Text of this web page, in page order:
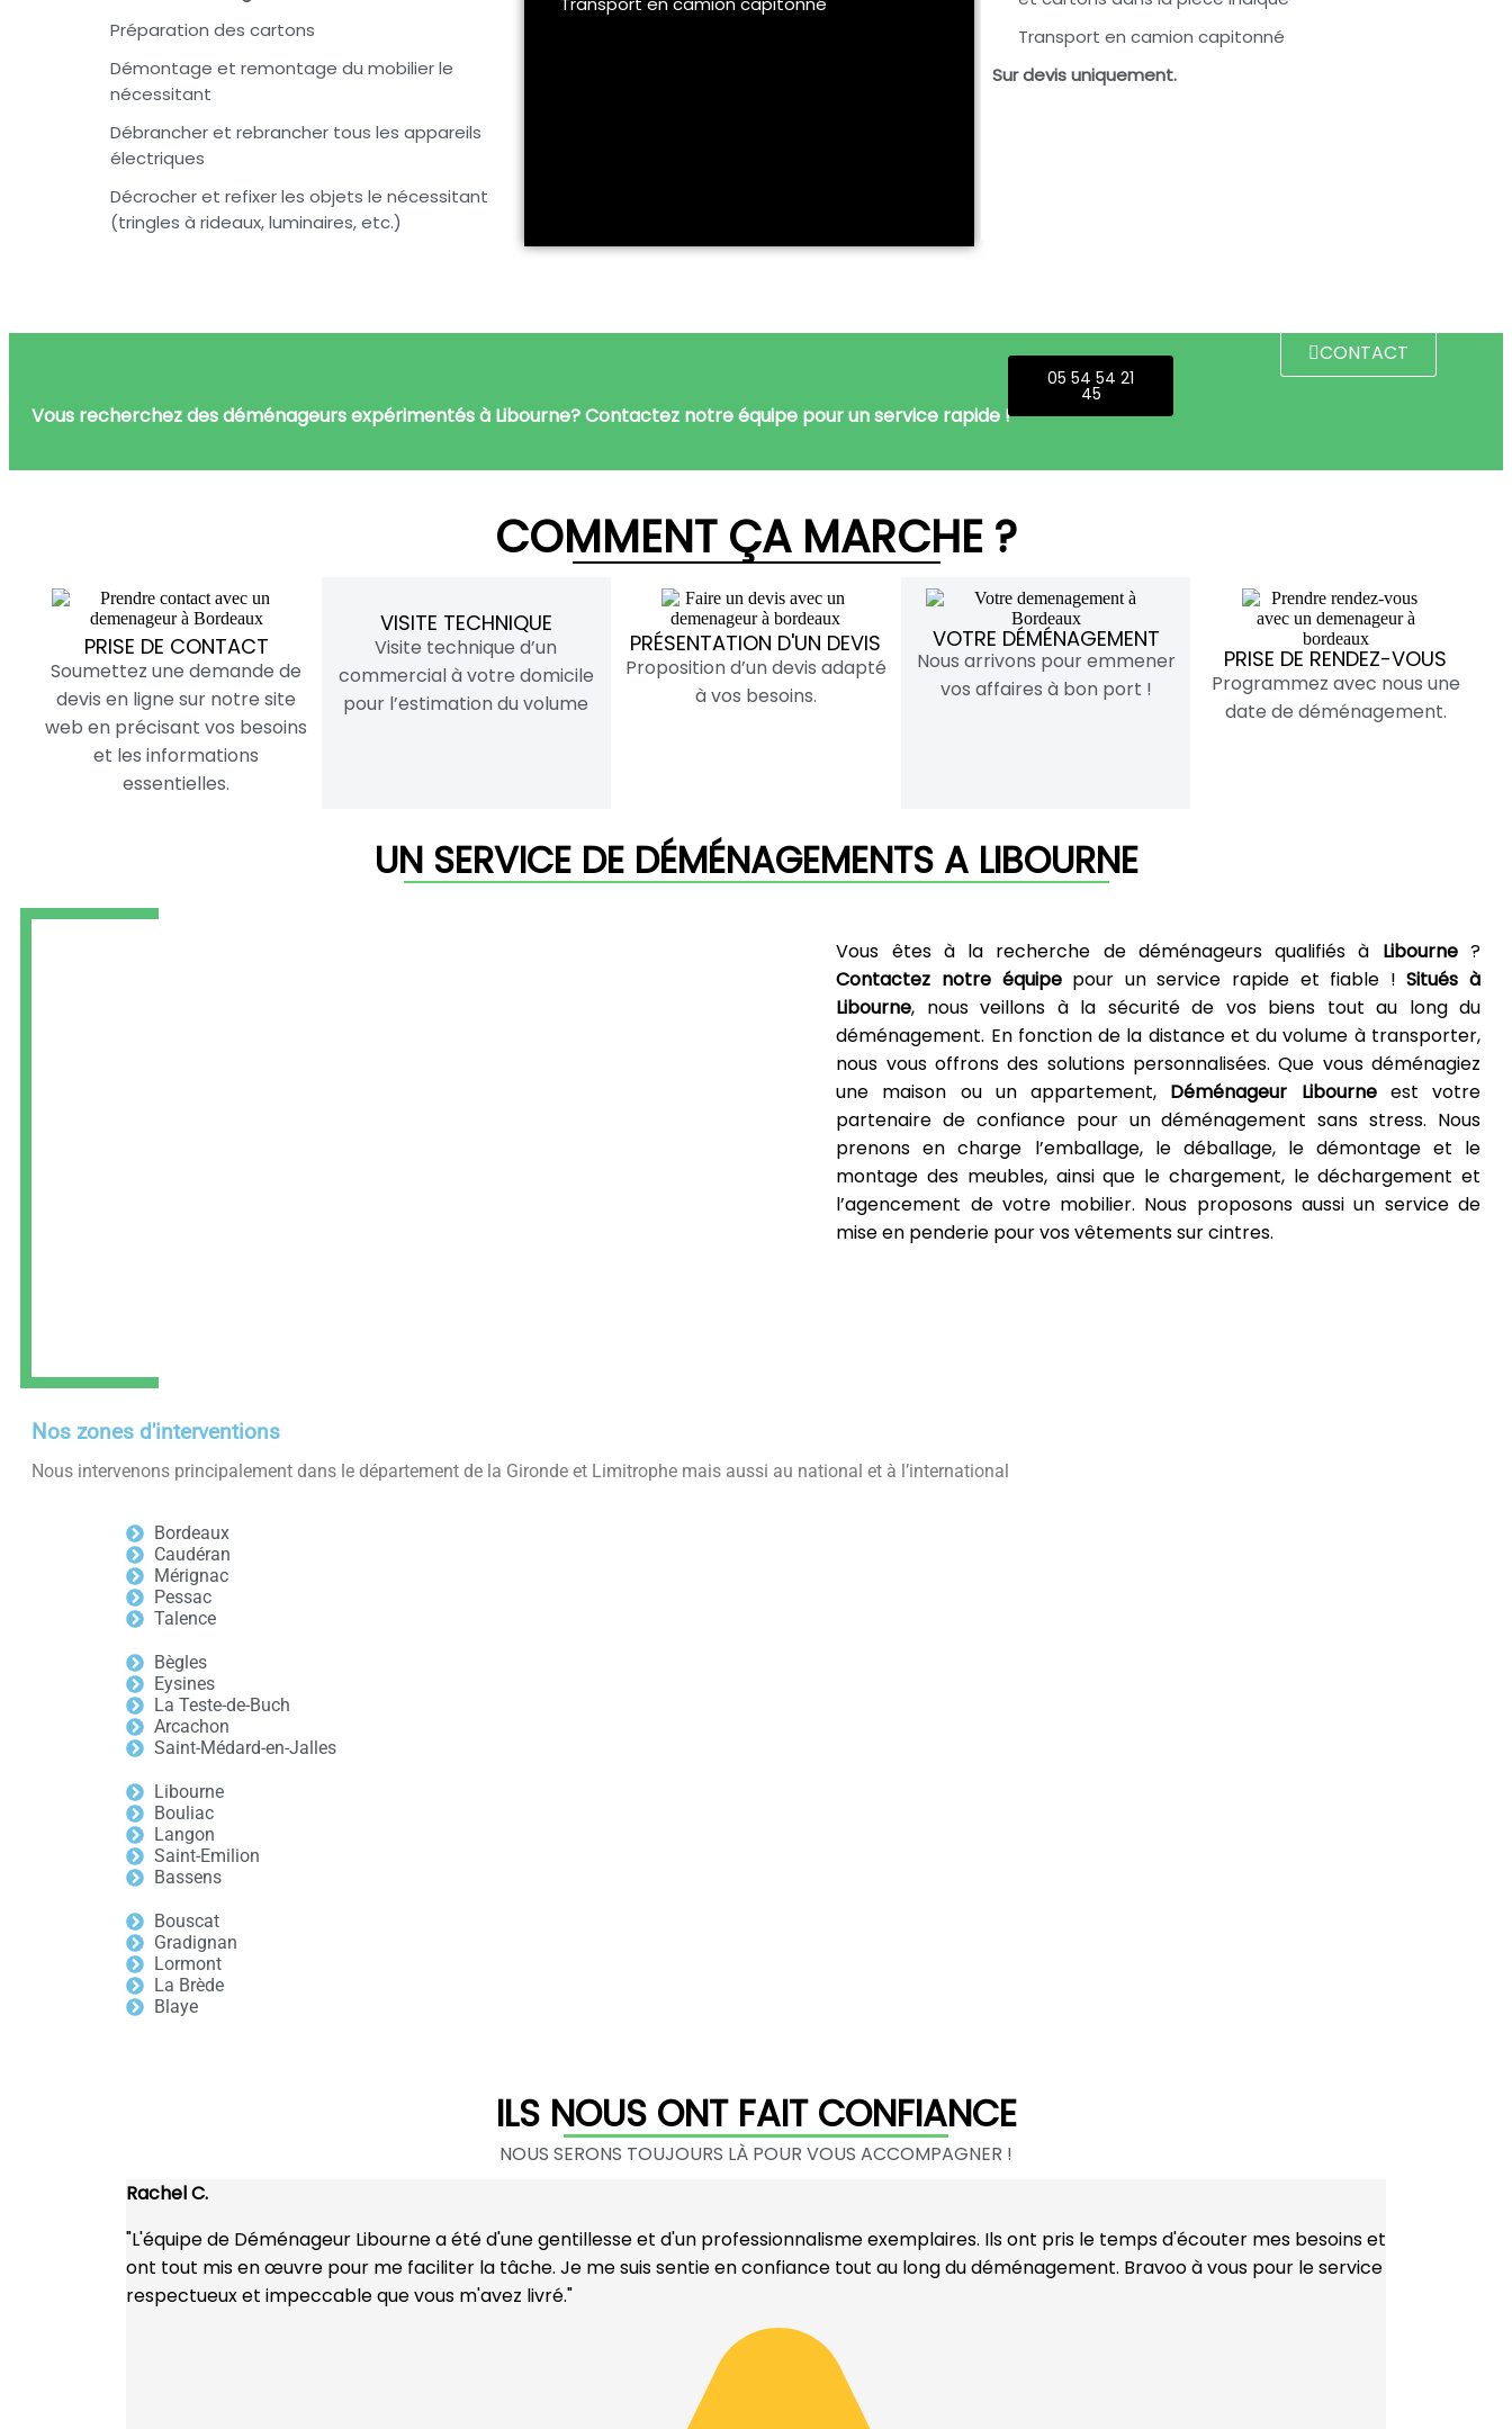
Préparation des cartons
Démontage et remontage du mobilier le
nécessitant
Débrancher et rebrancher tous les appareils
électriques
Décrocher et refixer les objets le nécessitant
(tringles à rideaux, luminaires, etc.)
Transport en camion capitonné
Sur devis uniquement.
Vous recherchez des déménageurs expérimentés à Libourne? Contactez notre équipe pour un service rapide !
05 54 54 21
45
CONTACT
COMMENT ÇA MARCHE ?
PRISE DE CONTACT
Soumettez une demande de
devis en ligne sur notre site
web en précisant vos besoins
et les informations
essentielles.
VISITE TECHNIQUE
Visite technique d’un
commercial à votre domicile
pour l’estimation du volume
PRÉSENTATION D'UN DEVIS
Proposition d’un devis adapté
à vos besoins.
VOTRE DÉMÉNAGEMENT
Nous arrivons pour emmener
vos affaires à bon port !
PRISE DE RENDEZ-VOUS
Programmez avec nous une
date de déménagement.
UN SERVICE DE DÉMÉNAGEMENTS A LIBOURNE
Vous êtes à la recherche de déménageurs qualifiés à Libourne?
Contactez notre équipepour un service rapide et fiable !Situés à
Libourne, nous veillons à la sécurité de vos biens tout au long du
déménagement. En fonction de la distance et du volume à transporter,
nous vous offrons des solutions personnalisées. Que vous déménagiez
une maison ou un appartement, Déménageur Libourneest votre
partenaire de confiance pour un déménagement sans stress. Nous
prenons en charge l’emballage, le déballage, le démontage et le
montage des meubles, ainsi que le chargement, le déchargement et
l’agencement de votre mobilier. Nous proposons aussi un service de
mise en penderie pour vos vêtements sur cintres.
Nos zones d'interventions
Nous intervenons principalement dans le département de la Gironde et Limitrophe mais aussi au national et à l’international
Bordeaux
Caudéran
Mérignac
Pessac
Talence
Bègles
Eysines
La Teste-de-Buch
Arcachon
Saint-Médard-en-Jalles
Libourne
Bouliac
Langon
Saint-Emilion
Bassens
Bouscat
Gradignan
Lormont
La Brède
Blaye
ILS NOUS ONT FAIT CONFIANCE
NOUS SERONS TOUJOURS LÀ POUR VOUS ACCOMPAGNER !
Rachel C.
"L'équipe de Déménageur Libourne a été d'une gentillesse et d'un professionnalisme exemplaires. Ils ont pris le temps d'écouter mes besoins et
ont tout mis en œuvre pour me faciliter la tâche. Je me suis sentie en confiance tout au long du déménagement. Bravoo à vous pour le service
respectueux et impeccable que vous m'avez livré."